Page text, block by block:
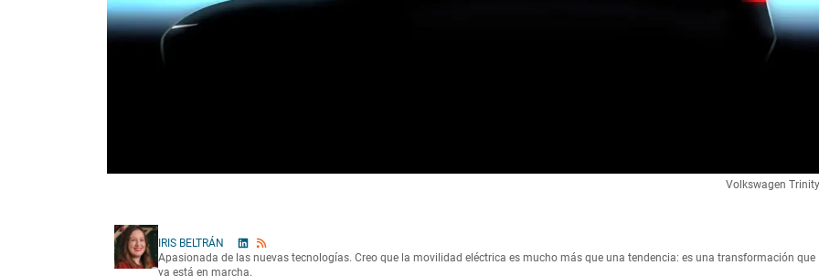
Volkswagen Trinity
IRIS BELTRÁN
Apasionada de las nuevas tecnologías. Creo que la movilidad eléctrica es mucho más que una tendencia: es una transformación que
ya está en marcha.